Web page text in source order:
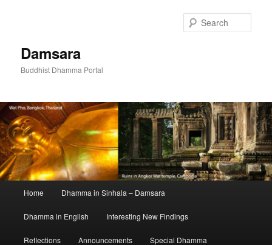
Damsara
Buddhist Dhamma Portal
Home Dhamma in Sinhala – Damsara
Dhamma in English Interesting New Findings
Reflections Announcements Special Dhamma